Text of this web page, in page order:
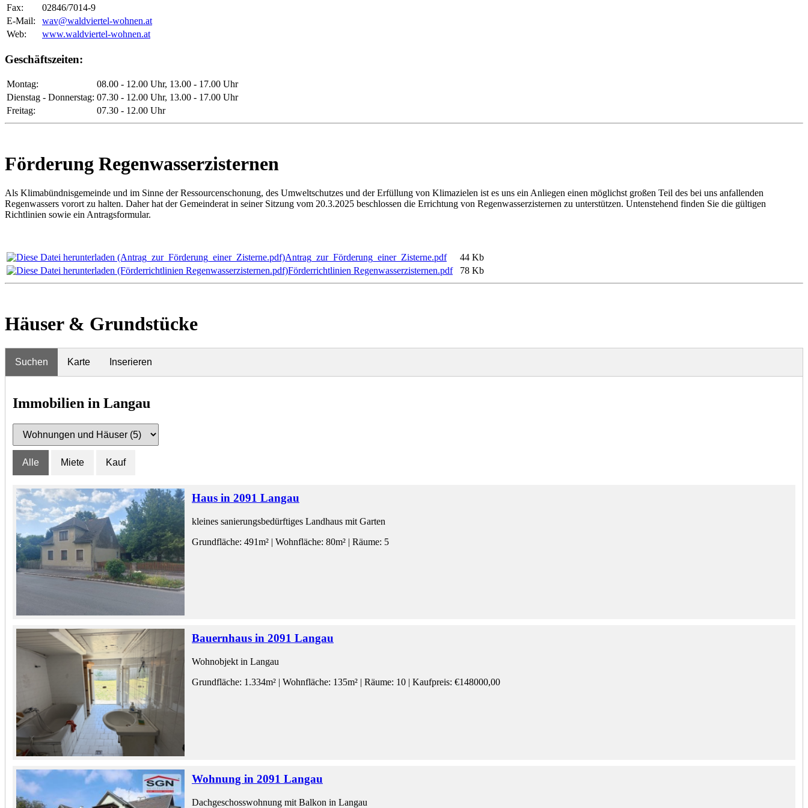
Fax:
02846/7014-9
E-Mail:
wav@waldviertel-wohnen.at
Web:
www.waldviertel-wohnen.at
Geschäftszeiten:
Montag:
08.00 - 12.00 Uhr, 13.00 - 17.00 Uhr
Dienstag - Donnerstag: 07.30 - 12.00 Uhr, 13.00 - 17.00 Uhr
Freitag:
07.30 - 12.00 Uhr
Förderung Regenwasserzisternen
Als Klimabündnisgemeinde und im Sinne der Ressourcenschonung, des Umweltschutzes und der Erfüllung von Klimazielen ist es uns ein Anliegen einen möglichst großen Teil des bei uns anfallenden
Regenwassers vorort zu halten. Daher hat der Gemeinderat in seiner Sitzung vom 20.3.2025 beschlossen die Errichtung von Regenwasserzisternen zu unterstützen. Untenstehend finden Sie die gültigen
Richtlinien sowie ein Antragsformular.
Antrag_zur_Förderung_einer_Zisterne.pdf
44 Kb
Förderrichtlinien Regenwasserzisternen.pdf
78 Kb
Häuser & Grundstücke
Suchen Karte Inserieren
Immobilien in Langau
Alle Miete Kauf
Haus in 2091 Langau
kleines sanierungsbedürftiges Landhaus mit Garten
Grundfläche: 491m² | Wohnfläche: 80m² | Räume: 5
Bauernhaus in 2091 Langau
Wohnobjekt in Langau
Grundfläche: 1.334m² | Wohnfläche: 135m² | Räume: 10 | Kaufpreis: €148000,00
Wohnung in 2091 Langau
Dachgeschosswohnung mit Balkon in Langau